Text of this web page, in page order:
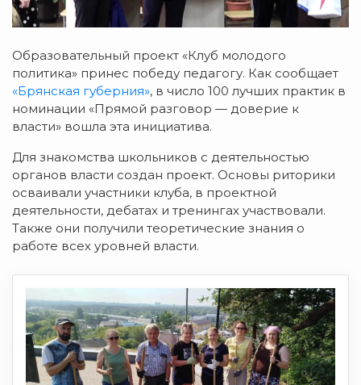
Образовательный проект «Клуб молодого
политика» принес победу педагогу. Как сообщает
«Брянская губерния», в число 100 лучших практик в
номинации «Прямой разговор — доверие к
власти» вошла эта инициатива.
Для знакомства школьников с деятельностью
органов власти создан проект. Основы риторики
осваивали участники клуба, в проектной
деятельности, дебатах и тренингах участвовали.
Также они получили теоретические знания о
работе всех уровней власти.